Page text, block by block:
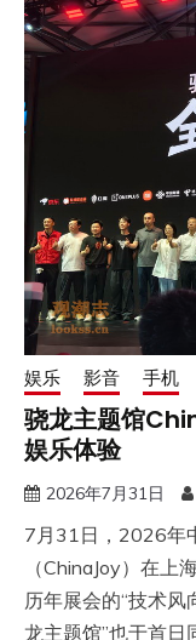
娱乐 影音 手机
骁龙主题馆
娱乐体验
2026年7月31日
7月31日，2026年
（ChinaJoy）在
历年展会的“技术风
龙主题馆”也于首日